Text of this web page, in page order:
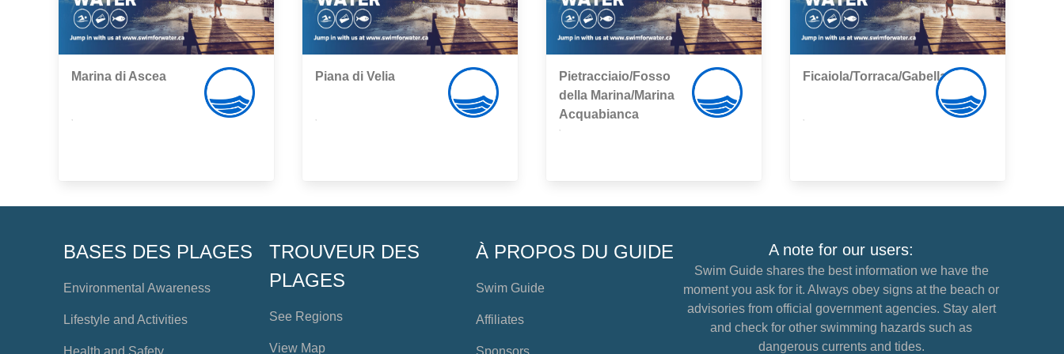
Marina di Ascea Piana di Velia
Pietracciaio/Fosso
della Marina/Marina
Acquabianca
Ficaiola/Torraca/Gabella
BASES DES PLAGES
Environmental Awareness
Lifestyle and Activities
Health and Safety
TROUVEUR DES
PLAGES
See Regions
View Map
À PROPOS DU GUIDE
Swim Guide
Affiliates
Sponsors
A note for our users:
Swim Guide shares the best information we have the
moment you ask for it. Always obey signs at the beach or
advisories from official government agencies. Stay alert
and check for other swimming hazards such as
dangerous currents and tides.